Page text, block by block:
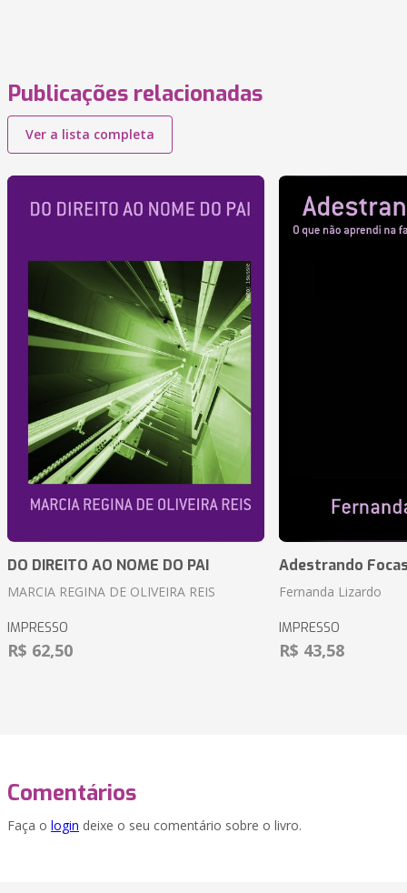
Publicações relacionadas
Ver a lista completa
DO DIREITO AO NOME DO PAI
MARCIA REGINA DE OLIVEIRA REIS
IMPRESSO
R$ 62,50
Adestrando
Fernanda Lizardo
IMPRESSO
R$ 43,58
Comentários
Faça o login deixe o seu comentário sobre o livro.